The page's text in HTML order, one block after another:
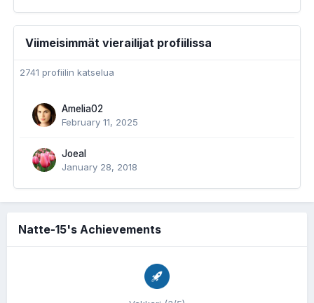
Viimeisimmät vierailijat profiilissa
2741 profiilin katselua
Amelia02
February 11, 2025
Joeal
January 28, 2018
Natte-15's Achievements